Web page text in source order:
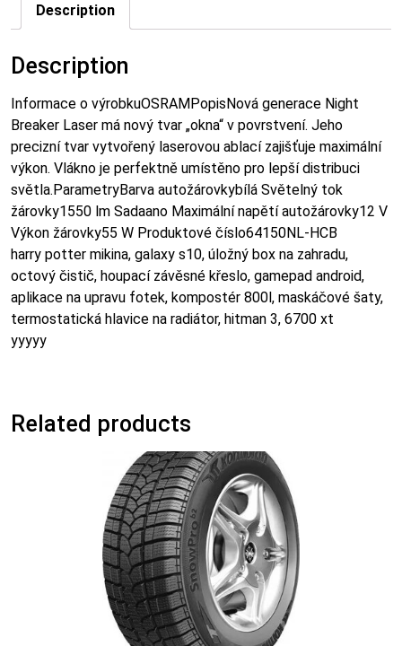
Description
Description
Informace o výrobkuOSRAMPopisNová generace Night
Breaker Laser má nový tvar „okna“ v povrstvení. Jeho
precizní tvar vytvořený laserovou ablací zajišťuje maximální
výkon. Vlákno je perfektně umístěno pro lepší distribuci
světla.ParametryBarva autožárovkybílá Světelný tok
žárovky1550 lm Sadaano Maximální napětí autožárovky12 V
Výkon žárovky55 W Produktové číslo64150NL-HCB
harry potter mikina, galaxy s10, úložný box na zahradu,
octový čistič, houpací závěsné křeslo, gamepad android,
aplikace na upravu fotek, kompostér 800l, maskáčové šaty,
termostatická hlavice na radiátor, hitman 3, 6700 xt
yyyyy
Related products